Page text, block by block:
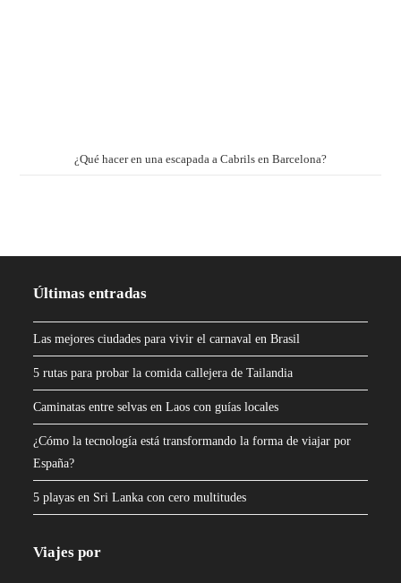
¿Qué hacer en una escapada a Cabrils en Barcelona?
Últimas entradas
Las mejores ciudades para vivir el carnaval en Brasil
5 rutas para probar la comida callejera de Tailandia
Caminatas entre selvas en Laos con guías locales
¿Cómo la tecnología está transformando la forma de viajar por
España?
5 playas en Sri Lanka con cero multitudes
Viajes por